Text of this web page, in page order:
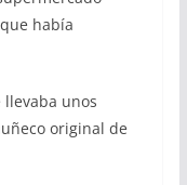
había
unos
original de